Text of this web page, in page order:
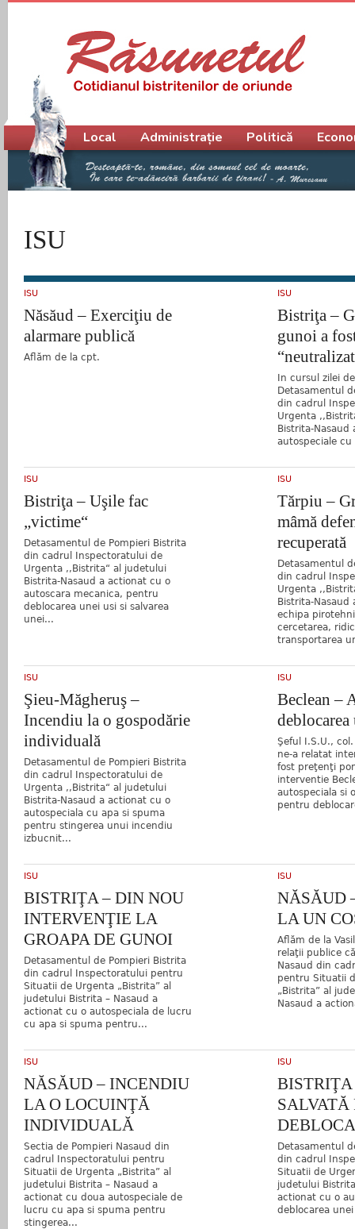
ISU
ISU
Năsăud – Exerciţiu de
alarmare publică
Aflăm de la cpt.
ISU
Bistriţa –
gunoi a
In cursul zilei
Detasamentul
din cadrul
Urgenta
Bistrita-Nasaud
autospeciale cu
ISU
Bistriţa – Uşile fac
„victime“
Detasamentul de Pompieri Bistrita
din cadrul Inspectoratului de
Urgenta ,,Bistrita“ al judetului
Bistrita-Nasaud a actionat cu o
autoscara mecanica, pentru
deblocarea unei usi si salvarea
unei...
ISU
Tărpiu –
mâmă
recuperată
Detasamentul
din cadrul
Urgenta
Bistrita-Nasaud
echipa
cercetarea,
transportarea
ISU
Şieu-Măgheruş –
Incendiu la o gospodărie
individuală
Detasamentul de Pompieri Bistrita
din cadrul Inspectoratului de
Urgenta ,,Bistrita“ al judetului
Bistrita-Nasaud a actionat cu o
autospeciala cu apa si spuma
pentru stingerea unui incendiu
izbucnit...
ISU
Beclean –
Şeful I.S.U.,
ne-a relatat
fost preţenţi
interventie
autospeciala si
pentru
ISU
BISTRIŢA – DIN NOU
INTERVENŢIE LA
GROAPA DE GUNOI
Detasamentul de Pompieri Bistrita
din cadrul Inspectoratului pentru
Situatii de Urgenta „Bistrita” al
judetului Bistrita – Nasaud a
actionat cu o autospeciala de lucru
cu apa si spuma pentru...
ISU
NĂSĂUD
LA UN
Aflăm de la
relaţii publice
Nasaud din
pentru Situatii
„Bistrita” al
Nasaud a
ISU
NĂSĂUD – INCENDIU
LA O LOCUINŢĂ
INDIVIDUALĂ
Sectia de Pompieri Nasaud din
cadrul Inspectoratului pentru
Situatii de Urgenta „Bistrita” al
judetului Bistrita – Nasaud a
actionat cu doua autospeciale de
lucru cu apa si spuma pentru
stingerea...
ISU
SALVATĂ
Detasamentul
din cadrul
Situatii de
judetului
actionat cu o
deblocarea
Meniu principal
Local Administrație Politică